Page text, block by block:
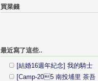
買菜錢
最近寫了這些..
[結婚16週年紀念] 我的騎士
[Camp-205 南投埔里 茶吾